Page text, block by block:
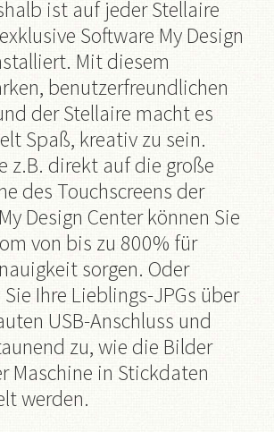
ist auf jeder Stellaire
Software My Design
Mit diesem
benutzerfreundlichen
der Stellaire macht es
Spaß, kreativ zu sein.
z.B. direkt auf die große
des Touchscreens der
Design Center können Sie
von bis zu 800% für
sorgen. Oder
Ihre Lieblings-JPGs über
USB-Anschluss und
zu, wie die Bilder
Maschine in Stickdaten
werden.